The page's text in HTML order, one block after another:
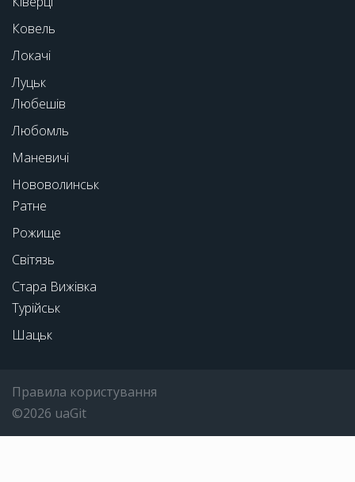
Ковель
Локачі
Луцьк
Любешів
Любомль
Маневичі
Нововолинськ
Ратне
Рожище
Світязь
Стара Вижівка
Турійськ
Шацьк
Правила користування
©2026 uaGit